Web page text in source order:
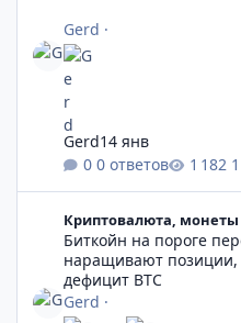
Gerd ·
0 ответов
Gerd14 янв
Криптовалюта, монеты
Биткойн на пороге
наращивают позиции,
дефицит BTC
Gerd ·